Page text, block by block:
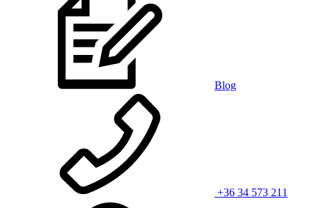
Blog
+36 34 573 211